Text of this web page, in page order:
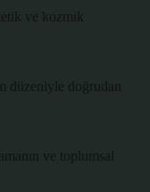
ve kozmik
düzeniyle doğrudan
ve toplumsal